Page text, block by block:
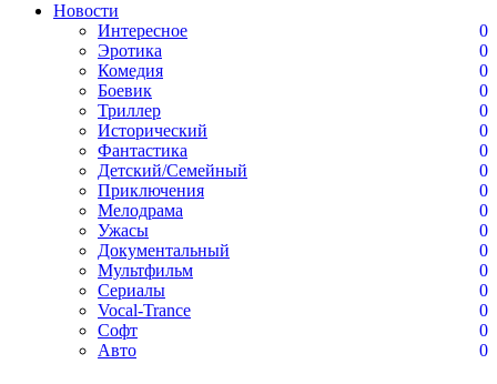
Новости
Интересное
0
Эротика
0
Комедия
0
Боевик
0
Триллер
0
Исторический
0
Фантастика
0
Детский/Семейный
0
Приключения
0
Мелодрама
0
Ужасы
0
Документальный
0
Мультфильм
0
Сериалы
0
Vocal-Trance
0
Софт
0
Авто
0